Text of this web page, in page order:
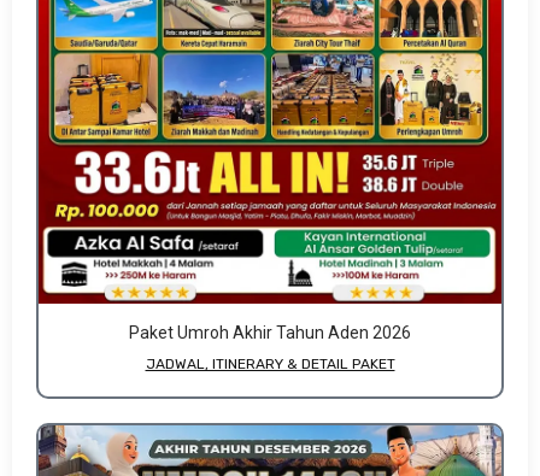
Paket Umroh Akhir Tahun Aden 2026
JADWAL, ITINERARY & DETAIL PAKET